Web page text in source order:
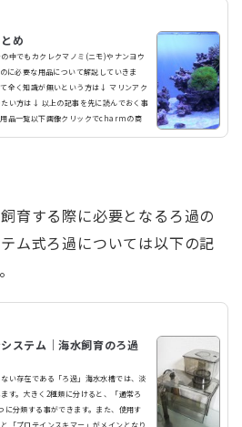
め
中でもカクレクマノミ(ニモ)やナンヨウ
に必要な用品について解説していきま
全く知識が無いという方は↓ マリンアク
い方は↓ 以上の記事を先に読んでおく事
品一覧以下画像クリックでcharmの商
育する際に必要となるろ過の
ム式ろ過については以下の記
ステム｜海水飼育のろ過
い存在である「ろ過」海水水槽では、淡
す。大きく2種類に分けると、「通常ろ
分類する事ができます。また、使用す
「プロテインスキマー」がメインとなり